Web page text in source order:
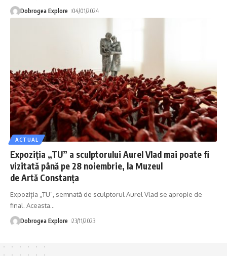
Dobrogea Explore 04/01/2024
ACTUAL
Expoziția „TU” a sculptorului Aurel Vlad mai poate fi
vizitată până pe 28 noiembrie, la Muzeul
de Artă Constanța
Expoziția „TU”, semnată de sculptorul Aurel Vlad se apropie de
final. Aceasta…
Dobrogea Explore 23/11/2023